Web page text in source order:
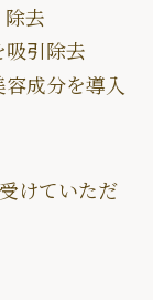
去
吸引除去
成分を導入
けていただ